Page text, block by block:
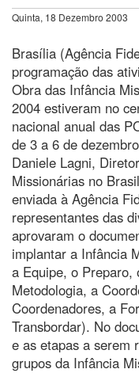
Quinta, 18 Dezembro 2003
Brasília (Agência
programação das
Obra das Infância
2004 estiveram no
nacional anual das
de 3 a 6 de
Daniele Lagni,
Missionárias no
enviada à Agência
representantes das
aprovaram o
implantar a Infância
a Equipe, o Preparo,
Metodologia, a
Coordenadores, a
Transbordar). No
e as etapas a serem
grupos da Infância